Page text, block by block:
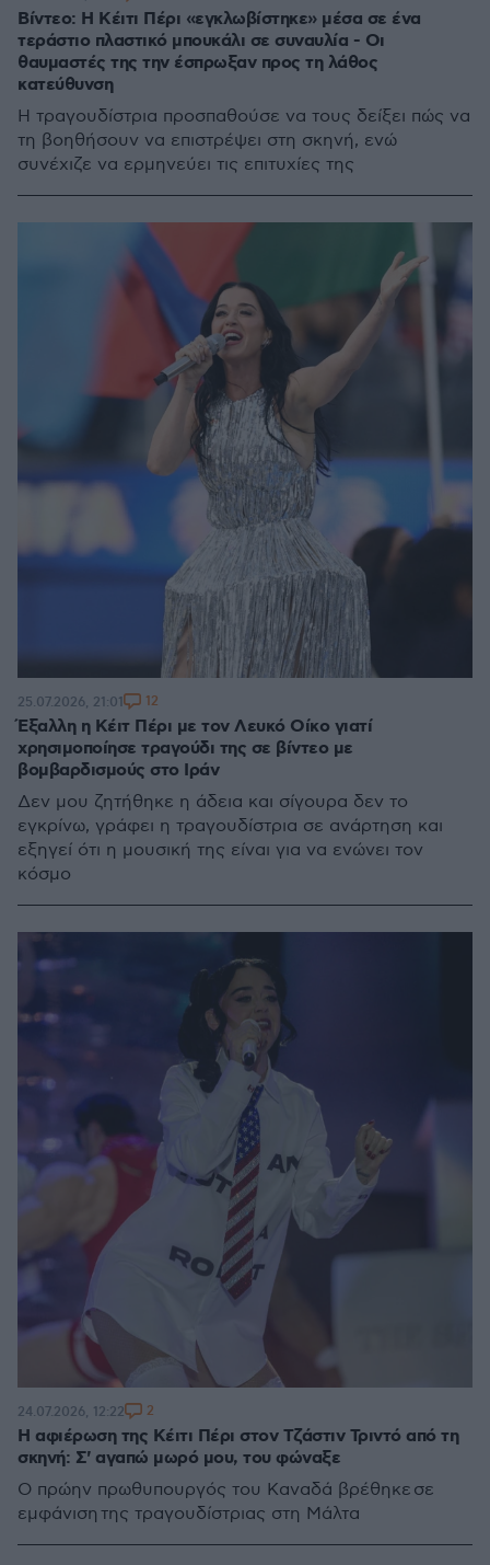
Βίντεο: H Κέιτι Πέρι «εγκλωβίστηκε» μέσα σε ένα
τεράστιο πλαστικό μπουκάλι σε συναυλία - Οι
θαυμαστές της την έσπρωξαν προς τη λάθος
κατεύθυνση
Η τραγουδίστρια προσπαθούσε να τους δείξει πώς να
τη βοηθήσουν να επιστρέψει στη σκηνή, ενώ
συνέχιζε να ερμηνεύει τις επιτυχίες της
Έξαλλη η Κέιτ Πέρι με τον Λευκό Οίκο γιατί
χρησιμοποίησε τραγούδι της σε βίντεο με
βομβαρδισμούς στο Ιράν
Δεν μου ζητήθηκε η άδεια και σίγουρα δεν το
εγκρίνω, γράφει η τραγουδίστρια σε ανάρτηση και
εξηγεί ότι η μουσική της είναι για να ενώνει τον
κόσμο
25.07.2026, 21:01 12
Η αφιέρωση της Κέιτι Πέρι στον Τζάστιν Τριντό από τη
σκηνή: Σ' αγαπώ μωρό μου, του φώναξε
Ο πρώην πρωθυπουργός του Καναδά βρέθηκε σε
εμφάνιση της τραγουδίστριας στη Μάλτα
24.07.2026, 12:22 2